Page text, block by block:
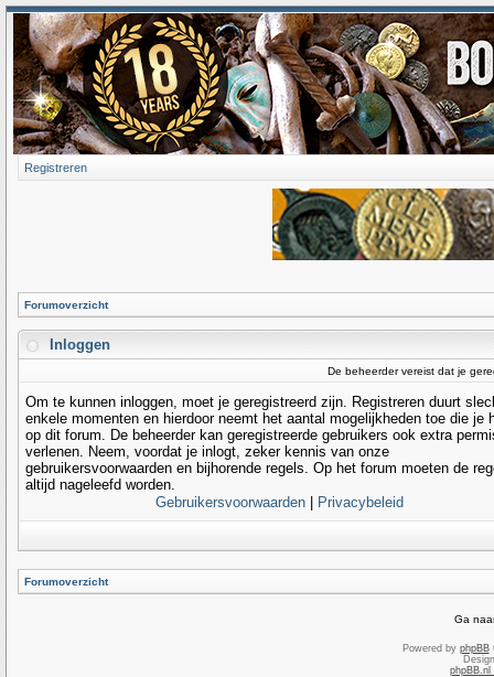
Registreren
Forumoverzicht
Inloggen
De beheerder vereist dat je
Om te kunnen inloggen, moet je geregistreerd zijn. Registreren duurt
enkele momenten en hierdoor neemt het aantal mogelijkheden toe die je
op dit forum. De beheerder kan geregistreerde gebruikers ook extra
verlenen. Neem, voordat je inlogt, zeker kennis van onze
gebruikersvoorwaarden en bijhorende regels. Op het forum moeten de
altijd nageleefd worden.
Gebruikersvoorwaarden
Privacybeleid
Forumoverzicht
Ga
Powered by phpBB
phpBB.nl